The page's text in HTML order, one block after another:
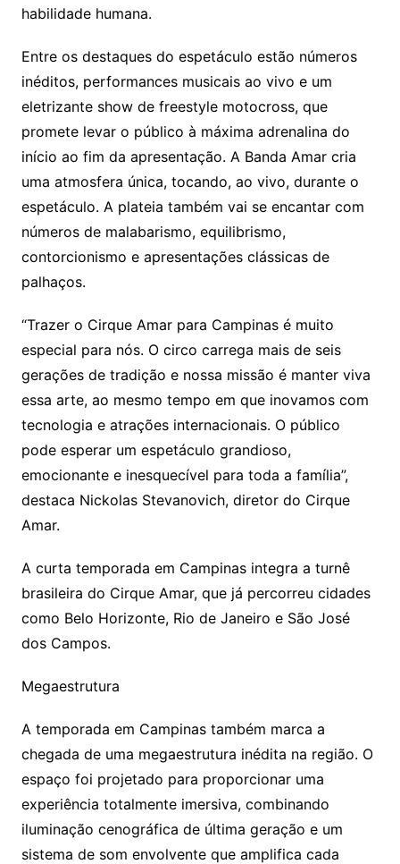
habilidade humana.
Entre os destaques do espetáculo estão números
inéditos, performances musicais ao vivo e um
eletrizante show de freestyle motocross, que
promete levar o público à máxima adrenalina do
início ao fim da apresentação. A Banda Amar cria
uma atmosfera única, tocando, ao vivo, durante o
espetáculo. A plateia também vai se encantar com
números de malabarismo, equilibrismo,
contorcionismo e apresentações clássicas de
palhaços.
“Trazer o Cirque Amar para Campinas é muito
especial para nós. O circo carrega mais de seis
gerações de tradição e nossa missão é manter viva
essa arte, ao mesmo tempo em que inovamos com
tecnologia e atrações internacionais. O público
pode esperar um espetáculo grandioso,
emocionante e inesquecível para toda a família”,
destaca Nickolas Stevanovich, diretor do Cirque
Amar.
A curta temporada em Campinas integra a turnê
brasileira do Cirque Amar, que já percorreu cidades
como Belo Horizonte, Rio de Janeiro e São José
dos Campos.
Megaestrutura
A temporada em Campinas também marca a
chegada de uma megaestrutura inédita na região. O
espaço foi projetado para proporcionar uma
experiência totalmente imersiva, combinando
iluminação cenográfica de última geração e um
sistema de som envolvente que amplifica cada